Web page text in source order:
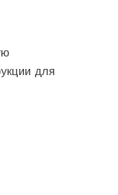
для